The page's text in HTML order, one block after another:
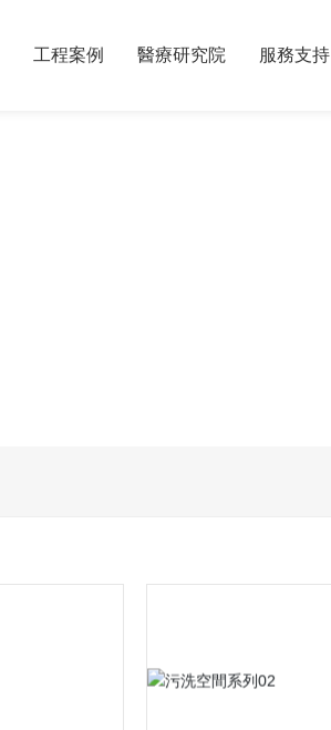
工程案例 醫療研究院 服務支持